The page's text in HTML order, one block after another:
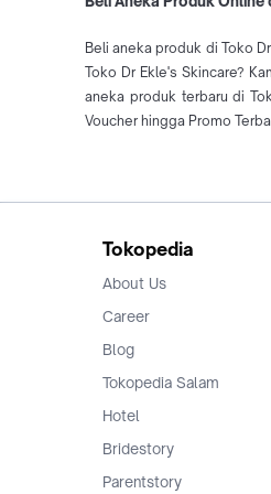
Beli aneka produk di Toko
Toko Dr Ekle's Skincare?
aneka produk terbaru di
Voucher hingga Promo
Tokopedia
About Us
Career
Blog
Tokopedia Salam
Hotel
Bridestory
Parentstory